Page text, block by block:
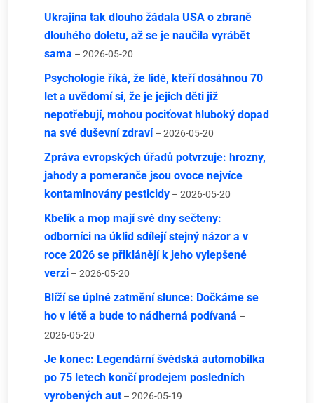
Ukrajina tak dlouho žádala USA o zbraně
dlouhého doletu, až se je naučila vyrábět
sama – 2026-05-20
Psychologie říká, že lidé, kteří dosáhnou 70
let a uvědomí si, že je jejich děti již
nepotřebují, mohou pociťovat hluboký dopad
na své duševní zdraví – 2026-05-20
Zpráva evropských úřadů potvrzuje: hrozny,
jahody a pomeranče jsou ovoce nejvíce
kontaminovány pesticidy – 2026-05-20
Kbelík a mop mají své dny sečteny:
odborníci na úklid sdílejí stejný názor a v
roce 2026 se přiklánějí k jeho vylepšené
verzi – 2026-05-20
Blíží se úplné zatmění slunce: Dočkáme se
ho v létě a bude to nádherná podívaná –
2026-05-20
Je konec: Legendární švédská automobilka
po 75 letech končí prodejem posledních
vyrobených aut – 2026-05-19